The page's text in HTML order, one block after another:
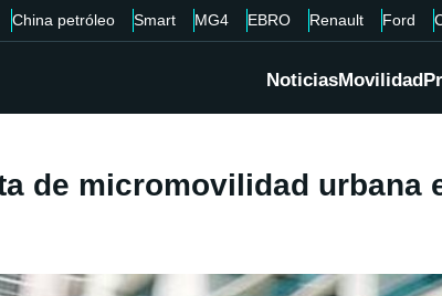
China petróleo Smart MG4 EBRO Renault Ford
NoticiasMovilidad
de micromovilidad urbana